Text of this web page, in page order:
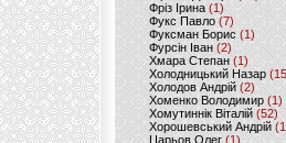
Фріз Ірина (1)
Фукс Павло (7)
Фуксман Борис (1)
Фурсін Іван (2)
Хмара Степан(1)
Холодницький Назар
Холодов Андрій (2)
Хоменко Володимир (1)
Хомутиннік Віталій (52)
Хорошевський Андрій
Царьов Олег (1)